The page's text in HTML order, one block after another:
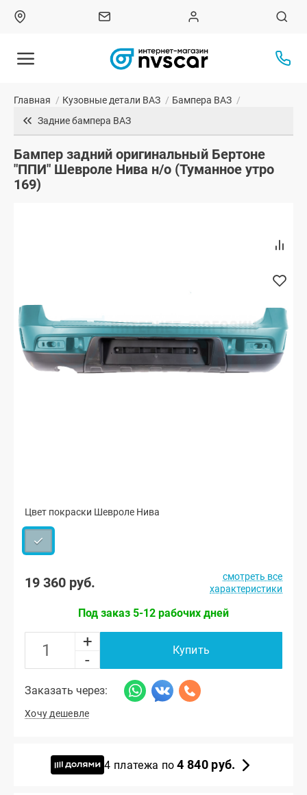
Главная / Кузовные детали ВАЗ / Бампера ВАЗ /
Задние бампера ВАЗ
Бампер задний оригинальный Бертоне
"ППИ" Шевроле Нива н/о (Туманное утро
169)
Цвет покраски Шевроле Нива
19 360 руб.
смотреть все
характеристики
Под заказ 5-12 рабочих дней
+
-
Купить
Заказать через:
Хочу дешевле
4 платежа по4 840 руб.